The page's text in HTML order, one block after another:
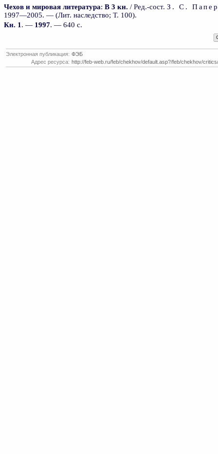
Чехов и мировая литература: В 3 кн. / Ред.-сост. З. С.
1997—2005. — (Лит. наследство; Т. 100).
Кн. 1 . — 1997. — 640 с.
Электронная публикация: ФЭБ
Адрес ресурса: http://feb-web.ru/feb/chekhov/default.asp?/feb/chekhov/